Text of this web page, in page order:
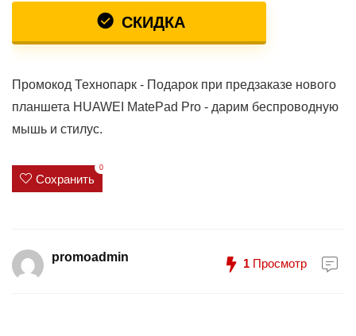
СКИДКА
Промокод Технопарк - Подарок при предзаказе нового
планшета HUAWEI MatePad Pro - дарим беспроводную
мышь и стилус.
Сохранить
0
promoadmin 1 Просмотр